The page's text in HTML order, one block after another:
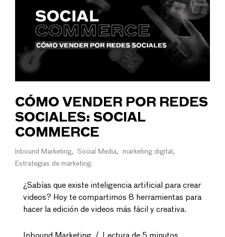
CÓMO VENDER POR REDES
SOCIALES: SOCIAL
COMMERCE
Inbound Marketing Social Media
marketing digital
Estrategias de marketing
¿Sabías que existe inteligencia artificial para crear
videos? Hoy te compartimos 8 herramientas para
hacer la edición de videos más fácil y creativa.